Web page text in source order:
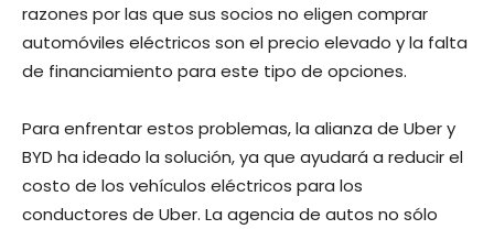
razones por las que sus socios no eligen comprar
automóviles eléctricos son el precio elevado y la falta
de financiamiento para este tipo de opciones.
Para enfrentar estos problemas, la alianza de Uber y
BYD ha ideado la solución, ya que ayudará a reducir el
costo de los vehículos eléctricos para los
conductores de Uber. La agencia de autos no sólo